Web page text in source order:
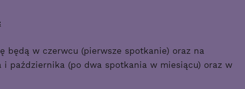
będą w czerwcu (pierwsze spotkanie) oraz na
i października (po dwa spotkania w miesiącu) oraz w